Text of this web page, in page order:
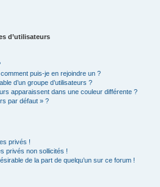
d’utilisateurs
puis-je en rejoindre un ?
d’un groupe d’utilisateurs ?
apparaissent dans une couleur différente ?
par défaut » ?
privés !
privés non sollicités !
de la part de quelqu’un sur ce forum !